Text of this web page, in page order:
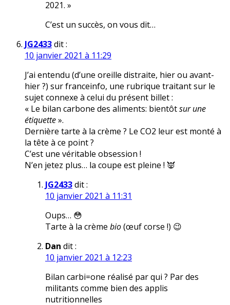
2021. »
C’est un succès, on vous dit…
JG2433dit :
10 janvier 2021 à 11:29
J’ai entendu (d’une oreille distraite, hier ou avant-
hier ?) sur franceinfo, une rubrique traitant sur le
sujet connexe à celui du présent billet :
« Le bilan carbone des aliments: bientôtsur une
étiquette».
Dernière tarte à la crème ? Le CO2 leur est monté à
la tête à ce point ?
C’est une véritable obsession !
N’en jetez plus… la coupe est pleine ! 👿
JG2433dit :
10 janvier 2021 à 11:31
Oups… 😳
Tarte à la crème bio(œuf corse !) 😉
Dan dit :
10 janvier 2021 à 12:23
Bilan carbi=one réalisé par qui ? Par des
militants comme bien des applis
nutritionnelles